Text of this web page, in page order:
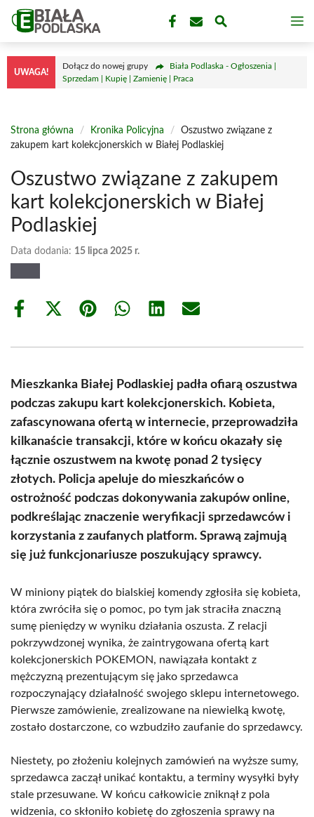
Przejdź
treści
UWAGA!
Dołącz do nowej grupy
Biała Podlaska - Ogłoszenia |
Sprzedam | Kupię | Zamienię | Praca
Strona główna / Kronika Policyjna /
Oszustwo związane z
zakupem kart kolekcjonerskich w Białej Podlaskiej
Oszustwo związane z zakupem
kart kolekcjonerskich w Białej
Podlaskiej
Data dodania: 15 lipca 2025 r.
Share
Share
(Twitter)
Share Share Share Share
Mieszkanka Białej Podlaskiej padła ofiarą oszustwa
podczas zakupu kart kolekcjonerskich. Kobieta,
zafascynowana ofertą w internecie, przeprowadziła
kilkanaście transakcji, które w końcu okazały się
łącznie oszustwem na kwotę ponad 2 tysięcy
złotych. Policja apeluje do mieszkańców o
ostrożność podczas dokonywania zakupów online,
podkreślając znaczenie weryfikacji sprzedawców i
korzystania z zaufanych platform. Sprawą zajmują
się już funkcjonariusze poszukujący sprawcy.
W miniony piątek do bialskiej komendy zgłosiła się kobieta,
która zwróciła się o pomoc, po tym jak straciła znaczną
sumę pieniędzy w wyniku działania oszusta. Z relacji
pokrzywdzonej wynika, że zaintrygowana ofertą kart
kolekcjonerskich POKEMON, nawiązała kontakt z
mężczyzną prezentującym się jako sprzedawca
rozpoczynający działalność swojego sklepu internetowego.
Pierwsze zamówienie, zrealizowane na niewielką kwotę,
zostało dostarczone, co wzbudziło zaufanie do sprzedawcy.
Niestety, po złożeniu kolejnych zamówień na wyższe sumy,
sprzedawca zaczął unikać kontaktu, a terminy wysyłki były
stale przesuwane. W końcu całkowicie zniknął z pola
widzenia, co skłoniło kobietę do zgłoszenia sprawy na